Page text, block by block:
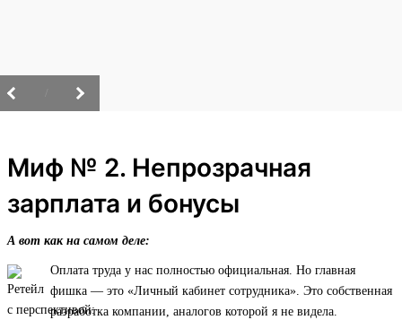
Миф № 2. Непрозрачная
зарплата и бонусы
А вот как на самом деле:
Оплата труда у нас полностью официальная. Но главная
фишка — это «Личный кабинет сотрудника». Это собственная
разработка компании, аналогов которой я не видела.